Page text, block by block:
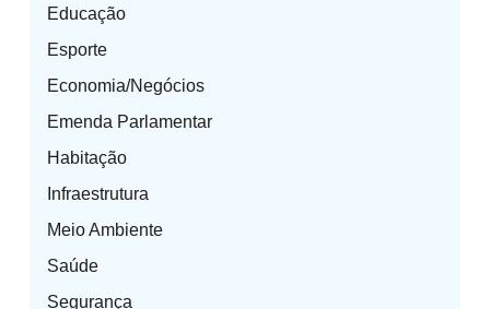
Educação
Esporte
Economia/Negócios
Emenda Parlamentar
Habitação
Infraestrutura
Meio Ambiente
Saúde
Segurança